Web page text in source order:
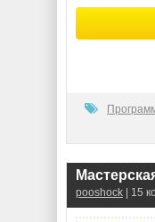
pooshock | 15